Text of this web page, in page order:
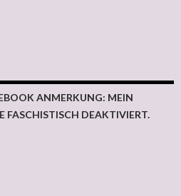
ANMERKUNG: MEIN
FASCHISTISCH DEAKTIVIERT.